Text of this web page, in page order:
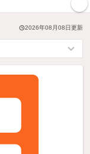
2026年08月08日更新